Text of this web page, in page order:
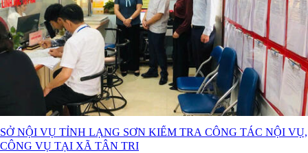
SỞ NỘI VỤ TỈNH LẠNG SƠN KIỂM TRA CÔNG TÁC NỘI VỤ,
CÔNG VỤ TẠI XÃ TÂN TRI